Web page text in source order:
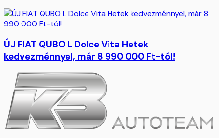
ÚJ FIAT QUBO L Dolce Vita Hetek
kedvezménnyel, már 8 990 000 Ft-tól!